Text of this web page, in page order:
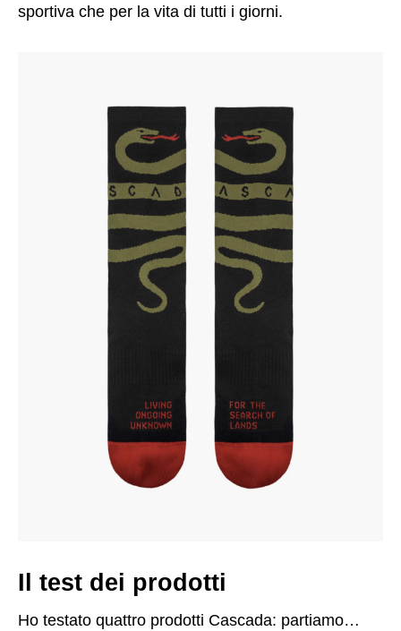
sportiva che per la vita di tutti i giorni.
Il test dei prodotti
Ho testato quattro prodotti Cascada: partiamo…